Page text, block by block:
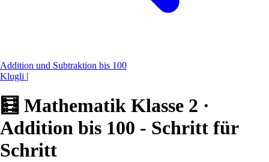
Addition und Subtraktion bis 100
Klugli |
🧮 Mathematik Klasse 2 ·
Addition bis 100 - Schritt für
Schritt